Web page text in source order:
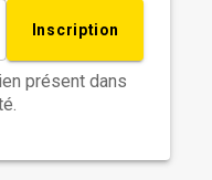
Inscription
présent dans